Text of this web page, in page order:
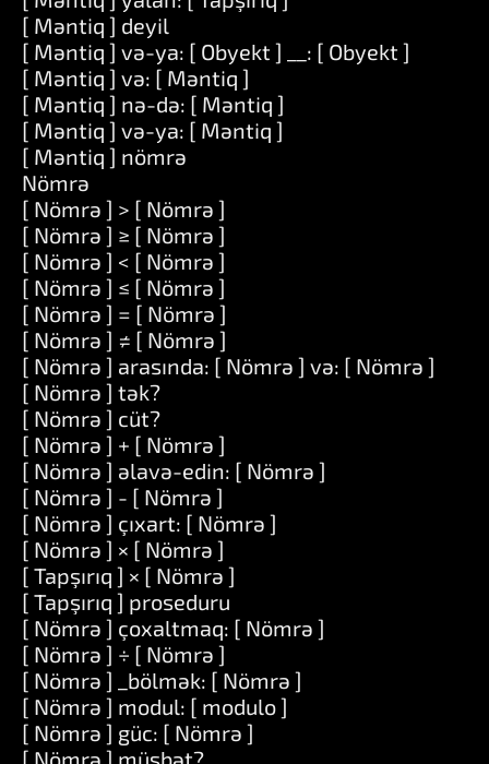
[ Məntiq ] deyil
[ Məntiq ] və-ya: [ Obyekt ] __: [ Obyekt ]
[ Məntiq ] və: [ Məntiq ]
[ Məntiq ] nə-də: [ Məntiq ]
[ Məntiq ] və-ya: [ Məntiq ]
[ Məntiq ] nömrə
Nömrə
[ Nömrə ] > [ Nömrə ]
[ Nömrə ] ≥ [ Nömrə ]
[ Nömrə ] < [ Nömrə ]
[ Nömrə ] ≤ [ Nömrə ]
[ Nömrə ] = [ Nömrə ]
[ Nömrə ] ≠ [ Nömrə ]
[ Nömrə ] arasında: [ Nömrə ] və: [ Nömrə ]
[ Nömrə ] tək?
[ Nömrə ] cüt?
[ Nömrə ] + [ Nömrə ]
[ Nömrə ] əlavə-edin: [ Nömrə ]
[ Nömrə ] - [ Nömrə ]
[ Nömrə ] çıxart: [ Nömrə ]
[ Nömrə ] × [ Nömrə ]
[ Tapşırıq ] × [ Nömrə ]
[ Tapşırıq ] proseduru
[ Nömrə ] çoxaltmaq: [ Nömrə ]
[ Nömrə ] ÷ [ Nömrə ]
[ Nömrə ] _bölmək: [ Nömrə ]
[ Nömrə ] modul: [ modulo ]
[ Nömrə ] güc: [ Nömrə ]
[ Nömrə ] müsbət?